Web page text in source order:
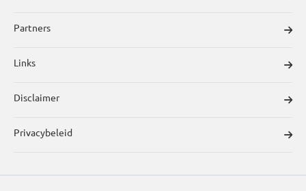
Partners
Links
Disclaimer
Privacybeleid